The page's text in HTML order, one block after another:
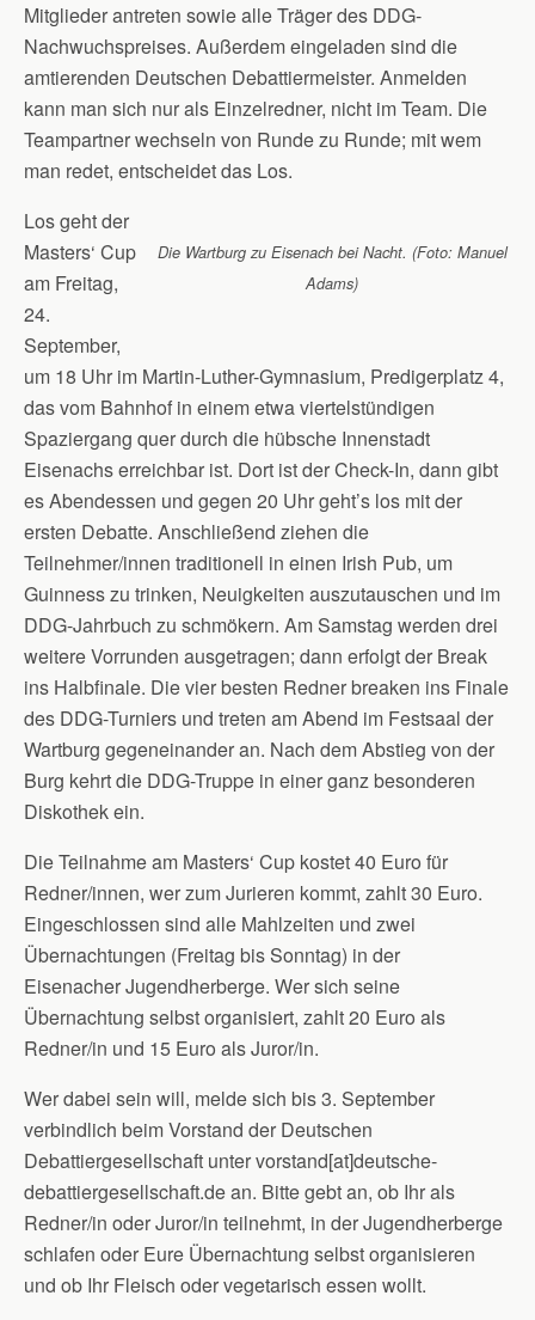
Mitglieder antreten sowie alle Träger des DDG-
Nachwuchspreises. Außerdem eingeladen sind die
amtierenden Deutschen Debattiermeister. Anmelden
kann man sich nur als Einzelredner, nicht im Team. Die
Teampartner wechseln von Runde zu Runde; mit wem
man redet, entscheidet das Los.
Die Wartburg zu Eisenach bei Nacht. (Foto: Manuel
Adams)
Los geht der
Masters‘ Cup
am Freitag,
24.
September,
um 18 Uhr im Martin-Luther-Gymnasium, Predigerplatz 4,
das vom Bahnhof in einem etwa viertelstündigen
Spaziergang quer durch die hübsche Innenstadt
Eisenachs erreichbar ist. Dort ist der Check-In, dann gibt
es Abendessen und gegen 20 Uhr geht’s los mit der
ersten Debatte. Anschließend ziehen die
Teilnehmer/innen traditionell in einen Irish Pub, um
Guinness zu trinken, Neuigkeiten auszutauschen und im
DDG-Jahrbuch zu schmökern. Am Samstag werden drei
weitere Vorrunden ausgetragen; dann erfolgt der Break
ins Halbfinale. Die vier besten Redner breaken ins Finale
des DDG-Turniers und treten am Abend im Festsaal der
Wartburg gegeneinander an. Nach dem Abstieg von der
Burg kehrt die DDG-Truppe in einer ganz besonderen
Diskothek ein.
Die Teilnahme am Masters‘ Cup kostet 40 Euro für
Redner/innen, wer zum Jurieren kommt, zahlt 30 Euro.
Eingeschlossen sind alle Mahlzeiten und zwei
Übernachtungen (Freitag bis Sonntag) in der
Eisenacher Jugendherberge. Wer sich seine
Übernachtung selbst organisiert, zahlt 20 Euro als
Redner/in und 15 Euro als Juror/in.
Wer dabei sein will, melde sich bis 3. September
verbindlich beim Vorstand der Deutschen
Debattiergesellschaft unter vorstand[at]deutsche-
debattiergesellschaft.de an. Bitte gebt an, ob Ihr als
Redner/in oder Juror/in teilnehmt, in der Jugendherberge
schlafen oder Eure Übernachtung selbst organisieren
und ob Ihr Fleisch oder vegetarisch essen wollt.